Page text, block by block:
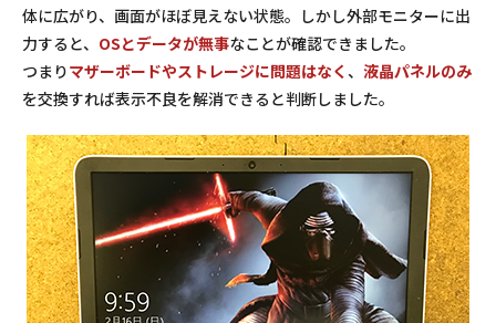
体に広がり、画面がほぼ見えない状態。しかし外部モニターに出
力すると、 OSとデータが無事なことが確認できました。
つまりマザーボードやストレージに問題はなく 、 液晶パネルのみ
を交換すれば表示不良を解消できると判断しました。